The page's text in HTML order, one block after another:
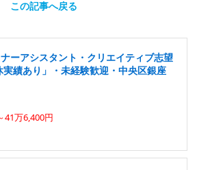
この記事へ戻る
ーアシスタント・クリエイティブ志望
績あり」・未経験歓迎・中央区銀座
41万6,400円